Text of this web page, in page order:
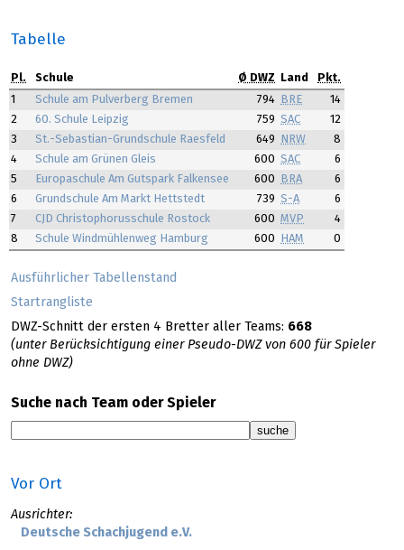
Tabelle
Pl. Schule Ø DWZ Land
Pkt.
1
Schule am Pulverberg Bremen 794 BRE
14
2
60. Schule Leipzig 759 SAC
12
3
St.-Sebastian-Grundschule Raesfeld 649 NRW
8
4
Schule am Grünen Gleis 600 SAC
6
5
Europaschule Am Gutspark Falkensee 600 BRA
6
6
Grundschule Am Markt Hettstedt 739 S-A
6
7
CJD Christophorusschule Rostock 600 MVP
4
8
Schule Windmühlenweg Hamburg 600 HAM 0
Ausführlicher Tabellenstand
Startrangliste
DWZ-Schnitt der ersten 4 Bretter aller Teams: 668
(unter Berücksichtigung einer Pseudo-DWZ von 600 für Spieler
ohne DWZ)
Suche nach Team oder Spieler
Vor Ort
Ausrichter:
Deutsche Schachjugend e.V.